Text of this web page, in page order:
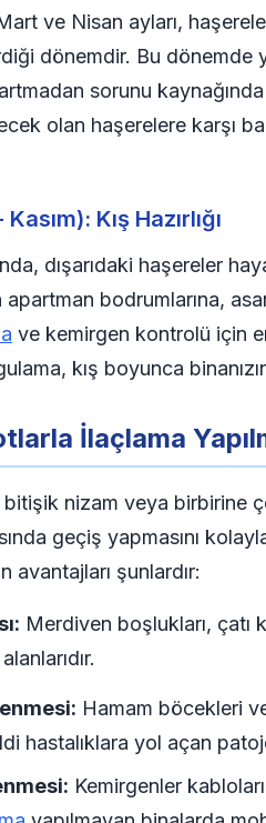
ve Nisan ayları,
dönemdir. Bu dönemde
sorunu
olan haşerelere karşı
Kış Hazırlığı
dışarıdaki haşereler
apartman bodrumlarına,
ve kemirgen kontrolü için
kış boyunca
İlaçlama
nizam veya birbirine
geçiş yapmasını
avantajları şunlardır:
Merdiven boşlukları, çatı
Hamam böcekleri
hastalıklara yol açan
Kemirgenler